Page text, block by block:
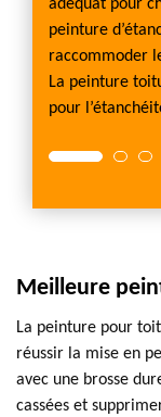
adéquat pour
peinture
raccommoder
La peinture
pour
Meilleure
La peinture pour
réussir la mise en
avec une brosse
cassées et